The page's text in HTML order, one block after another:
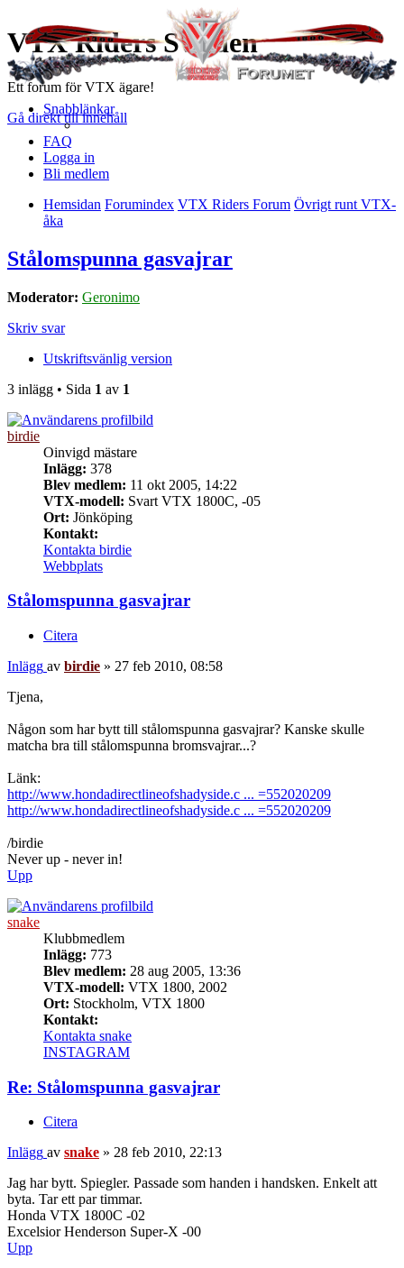
VTX Riders Sweden
Ett forum för VTX ägare!
Gå direkt till innehåll
Snabblänkar
FAQ
Logga in
Bli medlem
Hemsidan Forumindex VTX Riders Forum Övrigt runt VTX-
åka
Stålomspunna gasvajrar
Moderator: Geronimo
Skriv svar
Utskriftsvänlig version
3 inlägg • Sida 1 av 1
birdie
Oinvigd mästare
Inlägg: 378
Blev medlem: 11 okt 2005, 14:22
VTX-modell: Svart VTX 1800C, -05
Ort: Jönköping
Kontakt:
Kontakta birdie
Webbplats
Stålomspunna gasvajrar
Citera
Inlägg av birdie » 27 feb 2010, 08:58
Tjena,
Någon som har bytt till stålomspunna gasvajrar? Kanske skulle
matcha bra till stålomspunna bromsvajrar...?
Länk:
http://www.hondadirectlineofshadyside.c ... =552020209
http://www.hondadirectlineofshadyside.c ... =552020209
/birdie
Never up - never in!
Upp
snake
Klubbmedlem
Inlägg: 773
Blev medlem: 28 aug 2005, 13:36
VTX-modell: VTX 1800, 2002
Ort: Stockholm, VTX 1800
Kontakt:
Kontakta snake
INSTAGRAM
Re: Stålomspunna gasvajrar
Citera
Inlägg av snake » 28 feb 2010, 22:13
Jag har bytt. Spiegler. Passade som handen i handsken. Enkelt att
byta. Tar ett par timmar.
Honda VTX 1800C -02
Excelsior Henderson Super-X -00
Upp